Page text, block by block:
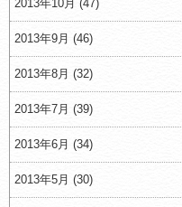
2013年10月 (47)
2013年9月 (46)
2013年8月 (32)
2013年7月 (39)
2013年6月 (34)
2013年5月 (30)